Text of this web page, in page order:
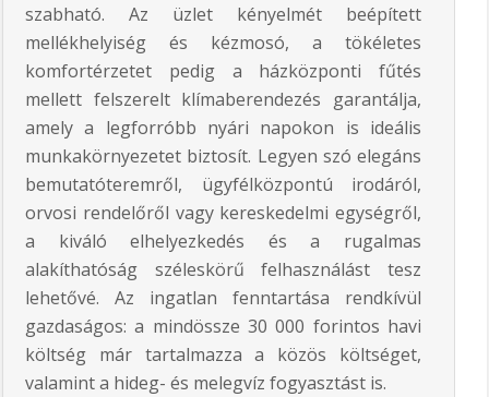
szabható. Az üzlet kényelmét beépített
mellékhelyiség és kézmosó, a tökéletes
komfortérzetet pedig a házközponti fűtés
mellett felszerelt klímaberendezés garantálja,
amely a legforróbb nyári napokon is ideális
munkakörnyezetet biztosít. Legyen szó elegáns
bemutatóteremről, ügyfélközpontú irodáról,
orvosi rendelőről vagy kereskedelmi egységről,
a kiváló elhelyezkedés és a rugalmas
alakíthatóság széleskörű felhasználást tesz
lehetővé. Az ingatlan fenntartása rendkívül
gazdaságos: a mindössze 30 000 forintos havi
költség már tartalmazza a közös költséget,
valamint a hideg- és melegvíz fogyasztást is.